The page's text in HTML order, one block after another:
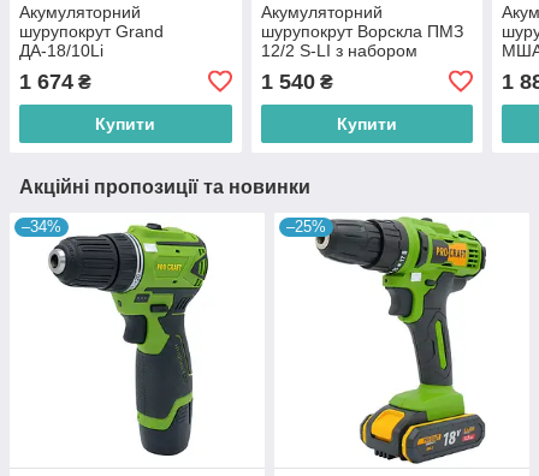
Акумуляторний
шурупокрут Grand
ДА-18/10Li
1 674 ₴
Купити
Акумуляторний
шурупокрут Ворскла ПМЗ
12/2 S-LI з набором
1 540₴
Купити
1
Акційні пропозиції та новинки
–34% –25%